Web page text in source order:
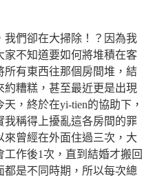
們卻在大掃除！？因為我
不知道要如何將堆積在客
所有東西往那個房間堆，結
糟糕，甚至最近更是出現
，終於在yi-tien的協助下，
稱得上擾亂這各房間的罪
曾經在外面住過三次，大
作後1次，直到結婚才搬回
是不同時期，所以每次總